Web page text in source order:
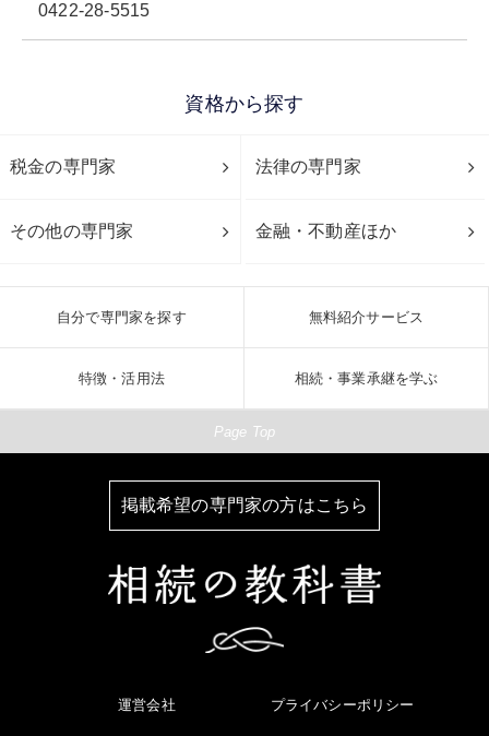
0422-28-5515
資格から探す
税金の専門家 法律の専門家
その他の専門家 金融・不動産ほか
自分で専門家を探す 無料紹介サービス
特徴・活用法 相続・事業承継を学ぶ
Page Top
掲載希望の専門家の方はこちら
運営会社 プライバシーポリシー